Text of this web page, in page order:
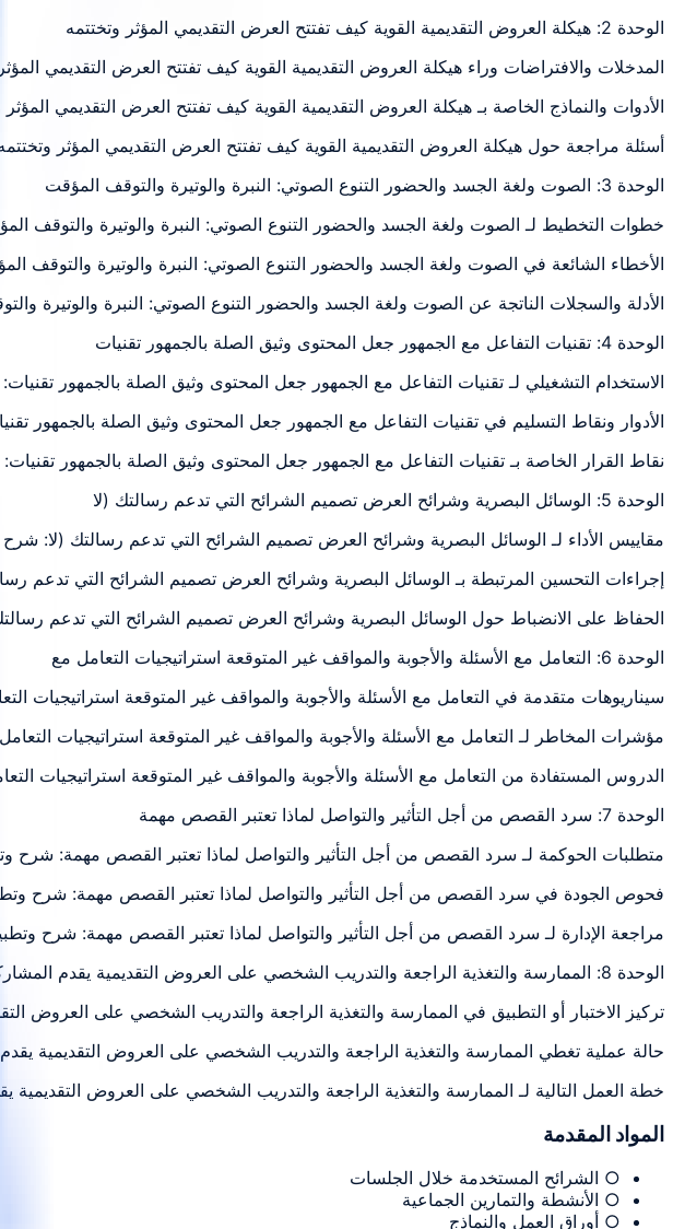
الوحدة 2: هيكلة العروض التقديمية القوية كيف تفتتح العرض التقديمي المؤثر وتختتمه
المدخلات والافتراضات وراء هيكلة العروض التقديمية القوية كيف تفتتح العرض التقديمي
الأدوات والنماذج الخاصة بـ هيكلة العروض التقديمية القوية كيف تفتتح العرض التقديمي
أسئلة مراجعة حول هيكلة العروض التقديمية القوية كيف تفتتح العرض التقديمي المؤثر
الوحدة 3: الصوت ولغة الجسد والحضور التنوع الصوتي: النبرة والوتيرة والتوقف المؤقت
خطوات التخطيط لـ الصوت ولغة الجسد والحضور التنوع الصوتي: النبرة والوتيرة والتوقف
الأخطاء الشائعة في الصوت ولغة الجسد والحضور التنوع الصوتي: النبرة والوتيرة
الأدلة والسجلات الناتجة عن الصوت ولغة الجسد والحضور التنوع الصوتي: النبرة
الوحدة 4: تقنيات التفاعل مع الجمهور جعل المحتوى وثيق الصلة بالجمهور تقنيات
الاستخدام التشغيلي لـ تقنيات التفاعل مع الجمهور جعل المحتوى وثيق الصلة بالجمهور
الأدوار ونقاط التسليم في تقنيات التفاعل مع الجمهور جعل المحتوى وثيق الصلة بالجمهور
نقاط القرار الخاصة بـ تقنيات التفاعل مع الجمهور جعل المحتوى وثيق الصلة بالجمهور
الوحدة 5: الوسائل البصرية وشرائح العرض تصميم الشرائح التي تدعم رسالتك (لا
مقاييس الأداء لـ الوسائل البصرية وشرائح العرض تصميم الشرائح التي تدعم رسالتك (لا:
إجراءات التحسين المرتبطة بـ الوسائل البصرية وشرائح العرض تصميم الشرائح التي تدعم
الحفاظ على الانضباط حول الوسائل البصرية وشرائح العرض تصميم الشرائح التي تدعم
الوحدة 6: التعامل مع الأسئلة والأجوبة والمواقف غير المتوقعة استراتيجيات التعامل مع
سيناريوهات متقدمة في التعامل مع الأسئلة والأجوبة والمواقف غير المتوقعة
مؤشرات المخاطر لـ التعامل مع الأسئلة والأجوبة والمواقف غير المتوقعة استراتيجيات
الدروس المستفادة من التعامل مع الأسئلة والأجوبة والمواقف غير المتوقعة استراتيجيات
الوحدة 7: سرد القصص من أجل التأثير والتواصل لماذا تعتبر القصص مهمة
متطلبات الحوكمة لـ سرد القصص من أجل التأثير والتواصل لماذا تعتبر القصص مهمة: شرح
فحوص الجودة في سرد القصص من أجل التأثير والتواصل لماذا تعتبر القصص مهمة: شرح
مراجعة الإدارة لـ سرد القصص من أجل التأثير والتواصل لماذا تعتبر القصص مهمة: شرح
الوحدة 8: الممارسة والتغذية الراجعة والتدريب الشخصي على العروض التقديمية يقدم المشاركون
تركيز الاختبار أو التطبيق في الممارسة والتغذية الراجعة والتدريب الشخصي على العروض
حالة عملية تغطي الممارسة والتغذية الراجعة والتدريب الشخصي على العروض التقديمية
خطة العمل التالية لـ الممارسة والتغذية الراجعة والتدريب الشخصي على العروض
المواد المقدمة
○ الشرائح المستخدمة خلال الجلسات
○ الأنشطة والتمارين الجماعية
○ أوراق العمل والنماذج